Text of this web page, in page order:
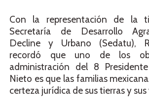
Con la representación de la
Secretaría de Desarrollo
Decline y Urbano (Sedatu),
recordó que uno de los
administración del 8
Nieto es que las familias
certeza jurídica de sus tierras y